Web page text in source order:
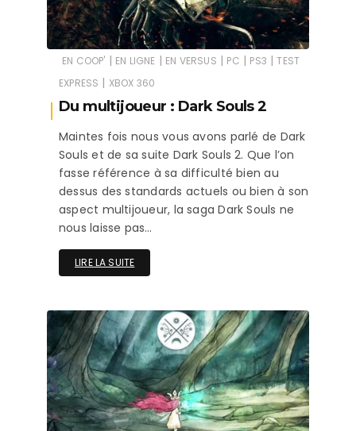
EN COOP' | EN LIGNE | EN VERSUS | PC | PS3 | TEST
EXPRESS | XBOX 360
Du multijoueur : Dark Souls 2
Maintes fois nous vous avons parlé de Dark
Souls et de sa suite Dark Souls 2. Que l’on
fasse référence à sa difficulté bien au
dessus des standards actuels ou bien à son
aspect multijoueur, la saga Dark Souls ne
nous laisse pas…
LIRE LA SUITE